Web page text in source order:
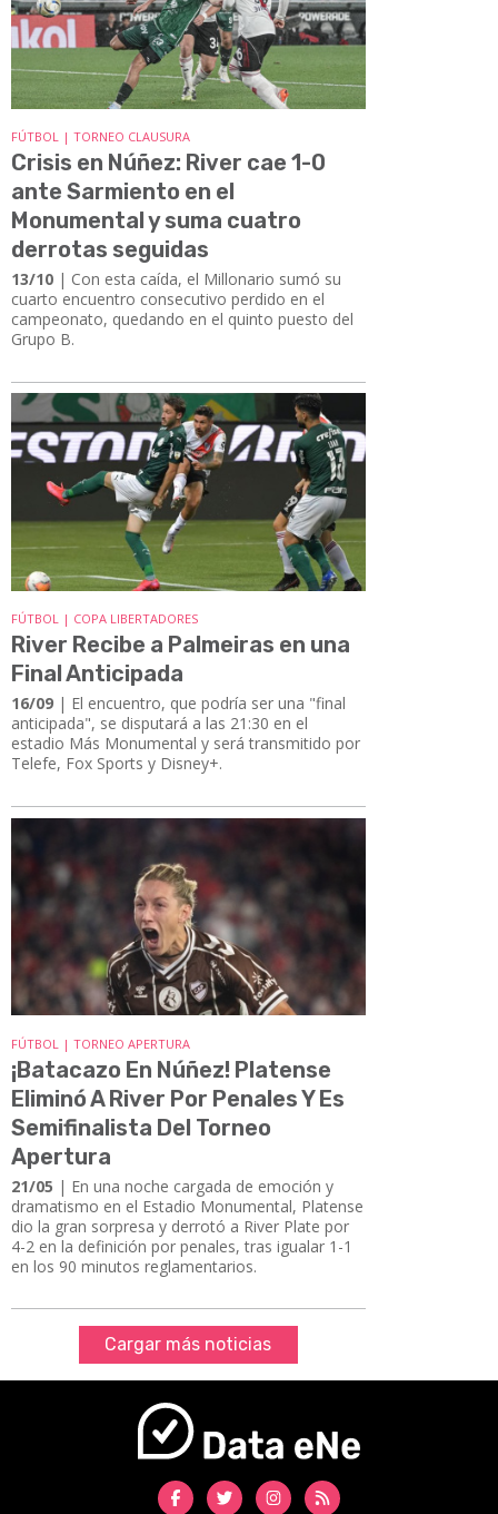
FÚTBOL | TORNEO CLAUSURA
Crisis en Núñez: River cae 1-0
ante Sarmiento en el
Monumental y suma cuatro
derrotas seguidas
13/10 | Con esta caída, el Millonario sumó su
cuarto encuentro consecutivo perdido en el
campeonato, quedando en el quinto puesto del
Grupo B.
FÚTBOL | COPA LIBERTADORES
River Recibe a Palmeiras en una
Final Anticipada
16/09 | El encuentro, que podría ser una "final
anticipada", se disputará a las 21:30 en el
estadio Más Monumental y será transmitido por
Telefe, Fox Sports y Disney+.
FÚTBOL | TORNEO APERTURA
¡Batacazo En Núñez! Platense
Eliminó A River Por Penales Y Es
Semifinalista Del Torneo
Apertura
21/05 | ​​​​​​​En una noche cargada de emoción y
dramatismo en el Estadio Monumental, Platense
dio la gran sorpresa y derrotó a River Plate por
4-2 en la definición por penales, tras igualar 1-1
en los 90 minutos reglamentarios.
Cargar más noticias